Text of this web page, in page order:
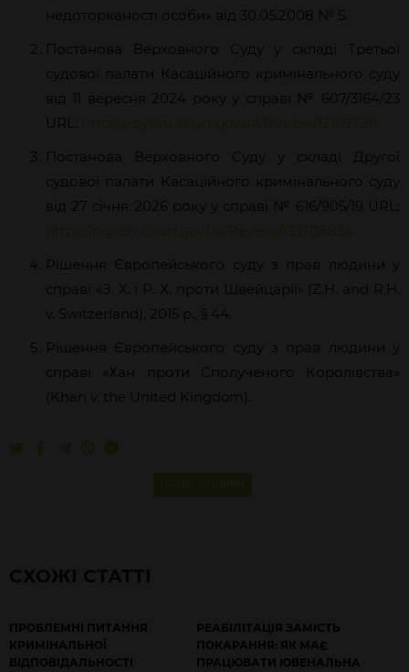
недоторканості особи» від 30.05.2008 № 5.
Постанова Верховного Суду у складі Третьої
судової палати Касаційного кримінального суду
від 11 вересня 2024 року у справі № 607/3164/23
URL:
Постанова Верховного Суду у складі Другої
судової палати Касаційного кримінального суду
від 27 січня 2026 року у справі № 616/905/19 URL:
Рішення Європейського суду з прав людини у
справі «З. Х. і Р. Х. проти Швейцарії» (Z.H. and R.H.
v. Switzerland), 2015 р., § 44.
Рішення Європейського суду з прав людини у
справі «Хан проти Сполученого Королівства»
(Khan v. the United Kingdom).
ПРОБЛЕМНІ ПИТАННЯ
КРИМІНАЛЬНОЇ
ВІДПОВІДАЛЬНОСТІ
РЕАБІЛІТАЦІЯ ЗАМІСТЬ
ПОКАРАННЯ: ЯК МАЄ
ПРАЦЮВАТИ ЮВЕНАЛЬНА